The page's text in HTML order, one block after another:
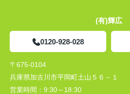
(有)輝広
0120-928-028
〒675-0104
兵庫県加古川市平岡町土山５６－１
営業時間： 9:30～18:30